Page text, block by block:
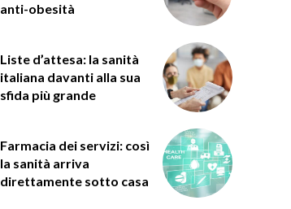
anti-obesità
Liste d’attesa: la sanità
italiana davanti alla sua
sfida più grande
Farmacia dei servizi: così
la sanità arriva
direttamente sotto casa